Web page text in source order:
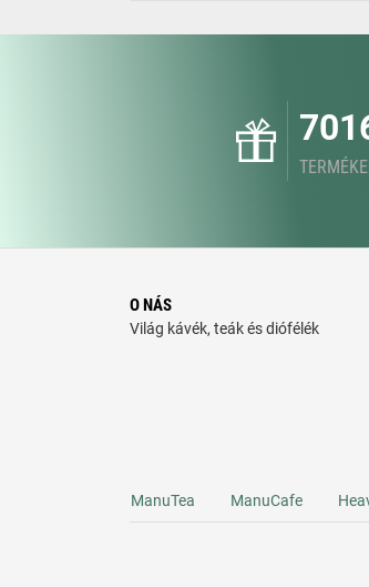
O NÁS
Világ kávék, teák és diófélék
ManuTea ManuCafe